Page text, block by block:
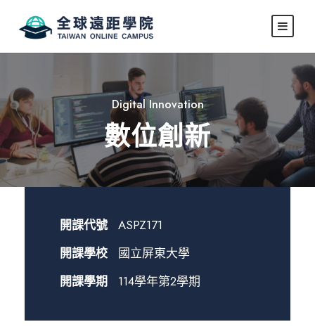
Digital Innovation
數位創新
開課代號
ASPZ171
開課學校
國立屏東大學
開課學期
114學年第2學期